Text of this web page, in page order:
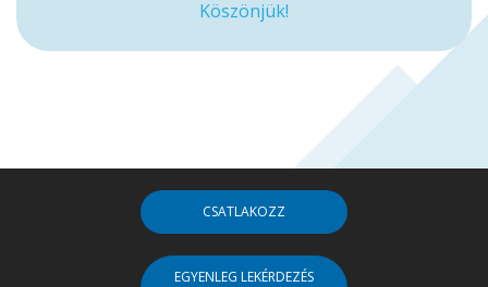
Köszönjük!
CSATLAKOZZ
EGYENLEG LEKÉRDEZÉS